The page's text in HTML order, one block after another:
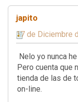
japito
17 de Diciembre
Nelo yo nunca
Pero cuenta que
tienda de las de
on-line.